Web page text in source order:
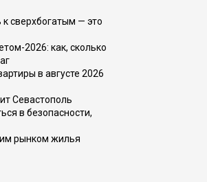
к сверхбогатым — это
2026: как, сколько
в августе 2026
Севастополь
в безопасности,
рынком жилья